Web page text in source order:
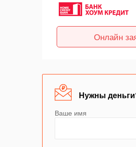
Онлайн
Нужны
Ваше имя